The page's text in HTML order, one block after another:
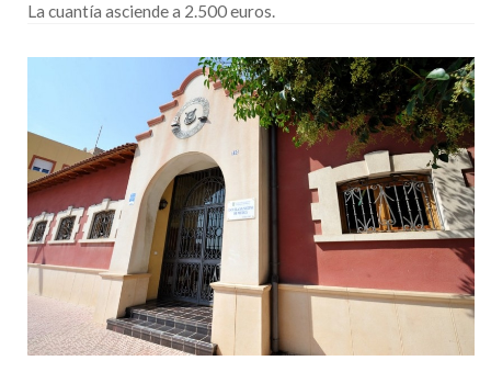
La cuantía asciende a 2.500 euros.